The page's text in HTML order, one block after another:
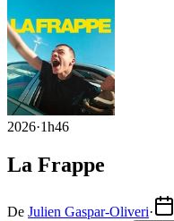
2026·1h46
La Frappe
De Julien Gaspar-Oliveri·